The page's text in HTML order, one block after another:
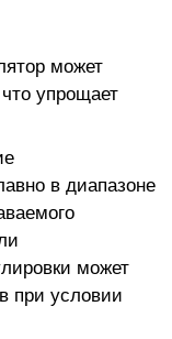
может
упрощает
в диапазоне
может
при условии